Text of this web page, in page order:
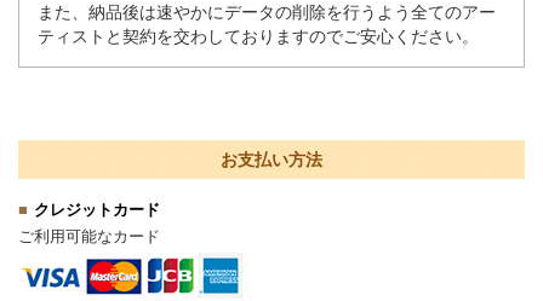
また、納品後は速やかにデータの削除を行うよう全てのアー
ティストと契約を交わしておりますのでご安心ください。
お支払い方法
クレジットカード
ご利用可能なカード